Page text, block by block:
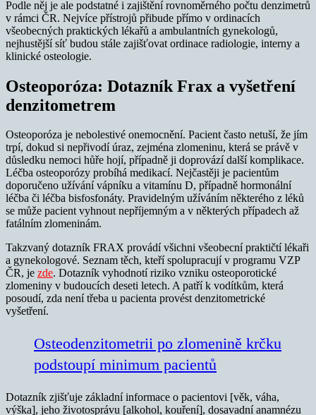
Podle něj je ale podstatné i zajištění rovnoměrného počtu denzimetrů
v rámci ČR. Nejvíce přístrojů přibude přímo v ordinacích
všeobecných praktických lékařů a ambulantních gynekologů,
nejhustější síť budou stále zajišťovat ordinace radiologie, interny a
klinické osteologie.
Osteoporóza: Dotazník Frax a vyšetření
denzitometrem
Osteoporóza je nebolestivé onemocnění. Pacient často netuší, že jím
trpí, dokud si nepřivodí úraz, zejména zlomeninu, která se právě v
důsledku nemoci hůře hojí, případně ji doprovází další komplikace.
Léčba osteoporózy probíhá medikací. Nejčastěji je pacientům
doporučeno užívání vápníku a vitamínu D, případně hormonální
léčba či léčba bisfosfonáty. Pravidelným užíváním některého z léků
se může pacient vyhnout nepříjemným a v některých případech až
fatálním zlomeninám.
Takzvaný dotazník FRAX provádí všichni všeobecní praktičtí lékaři
a gynekologové. Seznam těch, kteří spolupracují v programu VZP
ČR, je zde. Dotazník vyhodnotí riziko vzniku osteoporotické
zlomeniny v budoucích deseti letech. A patří k vodítkům, která
posoudí, zda není třeba u pacienta provést denzitometrické
vyšetření.
Osteodenzitometrii po zlomenině krčku
podstoupí minimum pacientů
Dotazník zjišťuje základní informace o pacientovi [věk, váha,
výška], jeho životosprávu [alkohol, kouření], dosavadní anamnézu